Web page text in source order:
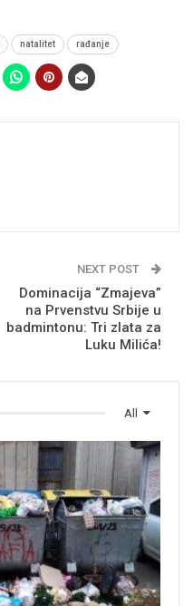
natalitet rađanje
NEXT POST
Dominacija “Zmajeva”
na Prvenstvu Srbije u
badmintonu: Tri zlata za
Luku Milića!
All